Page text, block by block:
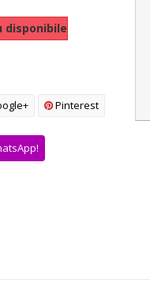
disponibile
Pinterest